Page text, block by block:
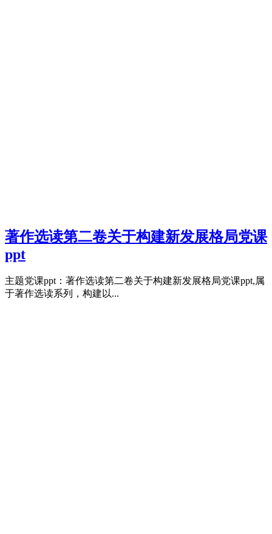
著作选读第二卷关于构建新发展格局党课
ppt
主题党课ppt：著作选读第二卷关于构建新发展格局党课ppt,属
于著作选读系列，构建以...